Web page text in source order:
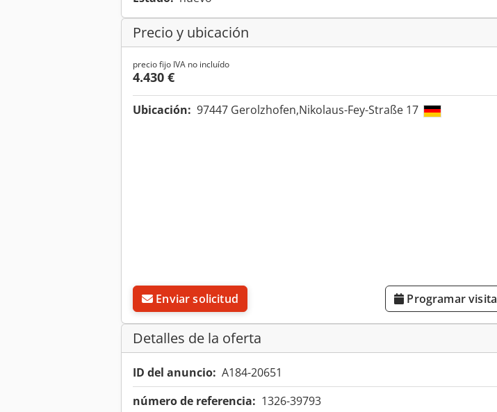
Precio y ubicación
precio fijo IVA no incluído
4.430 €
Ubicación: 97447 Gerolzhofen,Nikolaus-Fey-Straße 17
Enviar solicitud Programar visita
Detalles de la oferta
ID del anuncio: A184-20651
número de referencia: 1326-39793